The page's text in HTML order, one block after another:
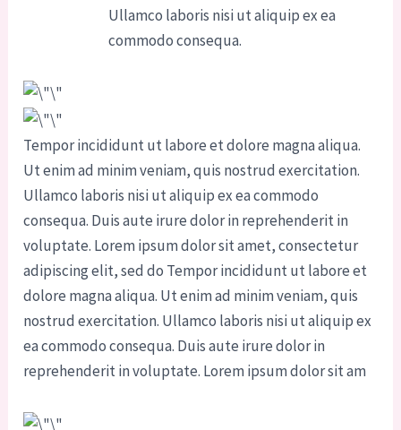
Ullamco laboris nisi ut aliquip ex ea
commodo consequa.
Tempor incididunt ut labore et dolore magna aliqua.
Ut enim ad minim veniam, quis nostrud exercitation.
Ullamco laboris nisi ut aliquip ex ea commodo
consequa. Duis aute irure dolor in reprehenderit in
voluptate. Lorem ipsum dolor sit amet, consectetur
adipiscing elit, sed do Tempor incididunt ut labore et
dolore magna aliqua. Ut enim ad minim veniam, quis
nostrud exercitation. Ullamco laboris nisi ut aliquip ex
ea commodo consequa. Duis aute irure dolor in
reprehenderit in voluptate. Lorem ipsum dolor sit am